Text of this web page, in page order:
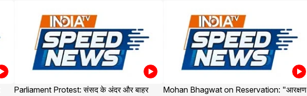
Parliament Protest: संसद के अंदर और बाहर
Mohan Bhagwat on Reservation: "आरक्षण